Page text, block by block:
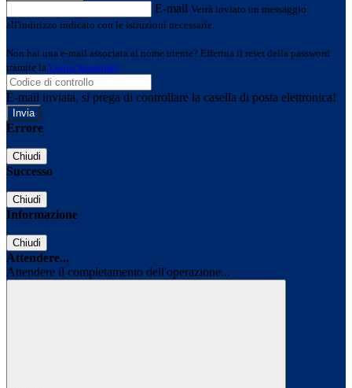
E-mail Verrà inviato un messaggio
all'indirizzo indicato con le istruzioni necessarie.
Non hai una e-mail associata al nome utente? Effettua il reset della password
tramite la Login Spaggiari
E-mail inviata, si prega di controllare la casella di posta elettronica!
Errore
Chiudi
Successo
Chiudi
Informazione
Chiudi
Attendere...
Attendere il completamento dell'operazione...